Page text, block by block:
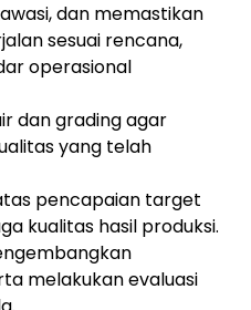
dan memastikan
sesuai rencana,
operasional
dan grading agar
yang telah
pencapaian target
kualitas hasil produksi.
melakukan evaluasi